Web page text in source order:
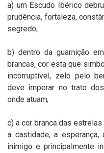
a) um Escudo Ibérico
prudência, fortaleza,
segredo;
b) dentro da guarnição
brancas, cor esta que
incorruptível, zelo pelo
deve imperar no trato
onde atuam;
c) a cor branca das
a castidade, a
inimigo e principalmente